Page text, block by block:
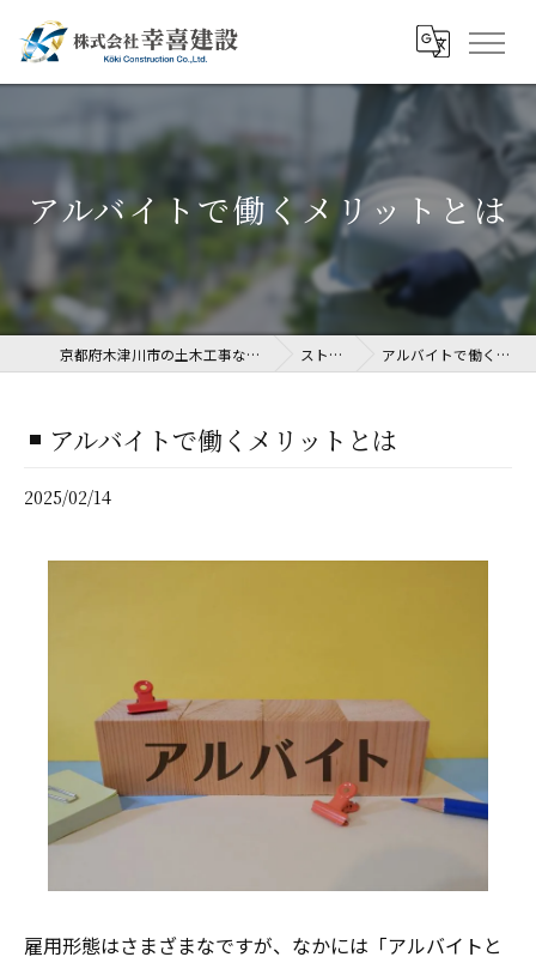
アルバイトで働くメリットとは
京都府木津川市の土木工事なら株式会社幸喜建設 ストーリー アルバイトで働くメリットとは
アルバイトで働くメリットとは
2025/02/14
雇用形態はさまざまなですが、なかには「アルバイトと